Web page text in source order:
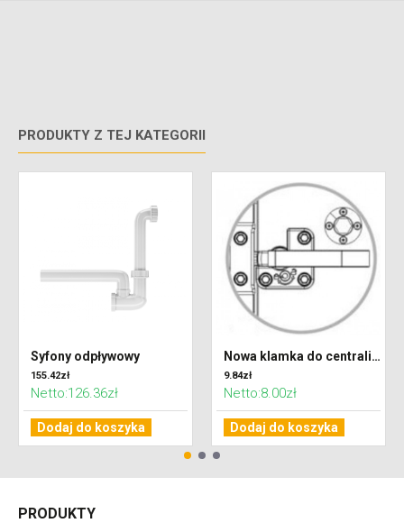
PRODUKTY Z TEJ KATEGORII
Syfony odpływowy
155.42zł
Netto:126.36zł
Dodaj do koszyka
Nowa klamka do centrali VENTUS - Lewa
9.84zł
Netto:8.00zł
Dodaj do koszyka
PRODUKTY